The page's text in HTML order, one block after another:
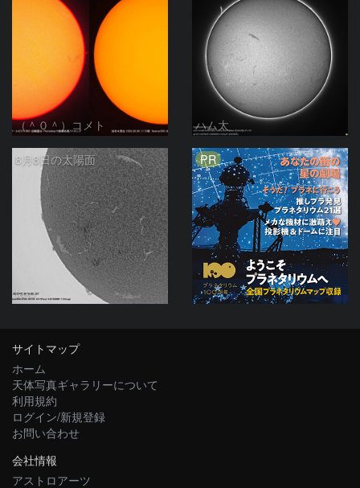
（＾０＾）コメト ハム太
8月8日の太陽面
ta-o
PR
サイトマップ
ホーム
天体写真ギャラリーについて
利用規約
ログイン/新規登録
お問い合わせ
会社情報
アストロアーツ